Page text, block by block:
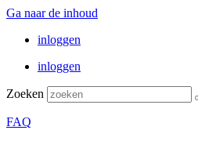
Ga naar de inhoud
inloggen
inloggen
Zoeken
FAQ